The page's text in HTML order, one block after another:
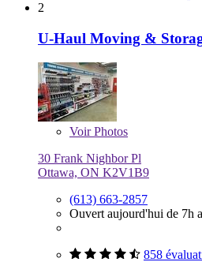
2
U-Haul Moving &
VoirPhotos
30 Frank Nighbor Pl
Ottawa, ON K2V1B9
(613) 663-2857
Ouvert aujourd'hui de 7h
858